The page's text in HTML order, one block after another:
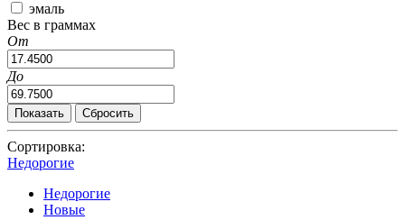
эмаль
Вес в граммах
От
До
Сортировка:
Недорогие
Недорогие
Новые